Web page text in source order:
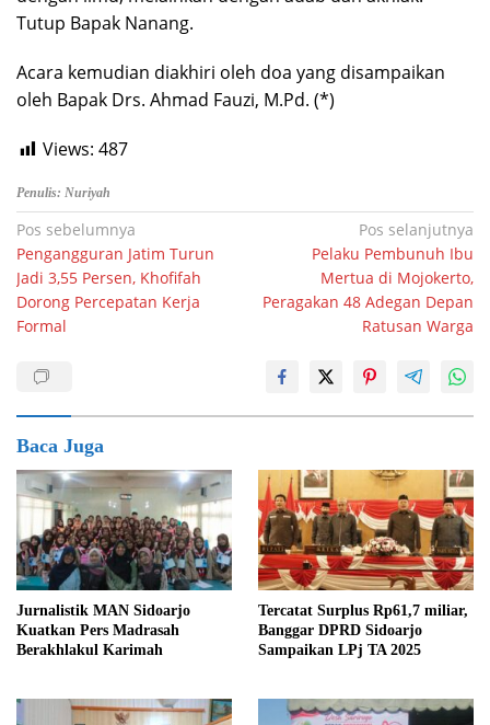
Tutup Bapak Nanang.
Acara kemudian diakhiri oleh doa yang disampaikan
oleh Bapak Drs. Ahmad Fauzi, M.Pd. (*)
Views: 487
Penulis: Nuriyah
Navigasi
pos
Pos sebelumnya
Pengangguran Jatim Turun
Jadi 3,55 Persen, Khofifah
Dorong Percepatan Kerja
Formal
Pos selanjutnya
Pelaku Pembunuh Ibu
Mertua di Mojokerto,
Peragakan 48 Adegan Depan
Ratusan Warga
Baca Juga
Jurnalistik MAN Sidoarjo
Kuatkan Pers Madrasah
Berakhlakul Karimah
Tercatat Surplus Rp61,7 miliar,
Banggar DPRD Sidoarjo
Sampaikan LPj TA 2025